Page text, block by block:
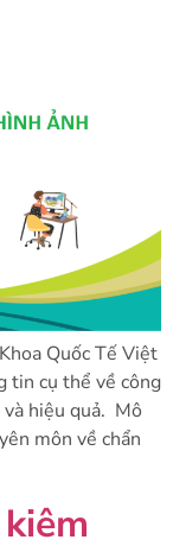
Quốc Tế Việt
tin cụ thể về công
hiệu quả. Mô
môn về chẩn